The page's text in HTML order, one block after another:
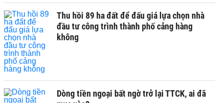
Thu hồi 89 ha đất để đấu giá lựa chọn nhà
đầu tư công trình thành phố cảng hàng
không
Dòng tiền ngoại bất ngờ trở lại TTCK, ai đã